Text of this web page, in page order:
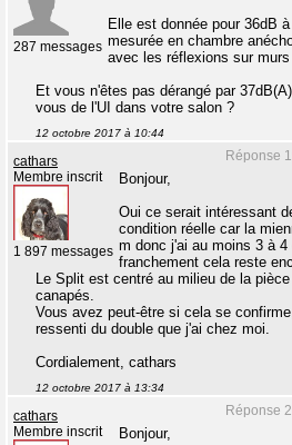
287 messages
Elle est donnée pour 36dB
mesurée en chambre
avec les réflexions sur
Et vous n'êtes pas dérangé par
vous de l'UI dans votre salon ?
12 octobre 2017 à 10:44
Réponse
cathars
Membre inscrit
1 897 messages
Bonjour,
Oui ce serait intéressant
condition réelle car la
m donc j'ai au moins 3 à
franchement cela reste
Le Split est centré au milieu de la
canapés.
Vous avez peut-être si cela se
ressenti du double que j'ai chez moi.
Cordialement, cathars
12 octobre 2017 à 13:34
Réponse
cathars
Membre inscrit
Bonjour,